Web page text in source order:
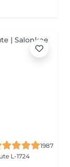
1987
L-1724